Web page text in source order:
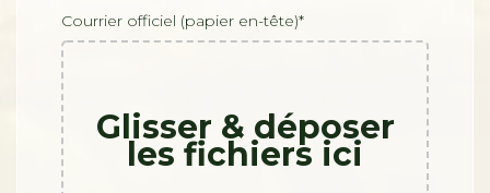
Courrier officiel (papier en-tête)*
Glisser & déposer
les fichiers ici